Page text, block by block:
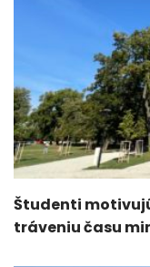
Študenti
tráveniu času